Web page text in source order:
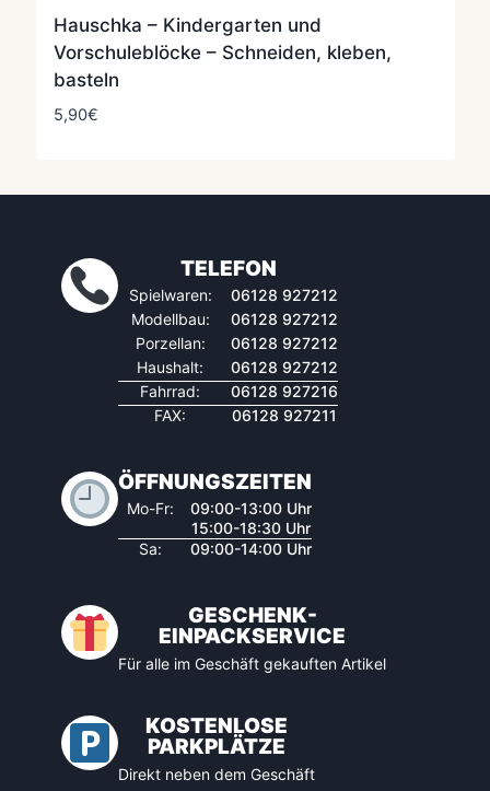
Hauschka – Kindergarten und
Vorschuleblöcke – Schneiden, kleben,
basteln
5,90€
TELEFON
Spielwaren:
06128 927212
Modellbau:
06128 927212
Porzellan:
06128 927212
Haushalt:
06128 927212
Fahrrad:
06128 927216
FAX:
06128 927211
ÖFFNUNGSZEITEN
Mo-Fr:
09:00-13:00 Uhr
15:00-18:30 Uhr
Sa:
09:00-14:00 Uhr
GESCHENK-
EINPACKSERVICE
Für alle im Geschäft gekauften Artikel
KOSTENLOSE
PARKPLÄTZE
Direkt neben dem Geschäft